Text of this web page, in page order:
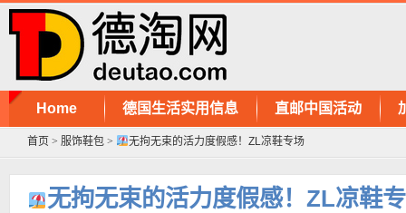
Home 德国生活实用信息 直邮中国活动
首页 > 服饰鞋包 > ️无拘无束的活力度假感！ZL凉鞋专场
无拘无束的活力度假感！ZL凉鞋